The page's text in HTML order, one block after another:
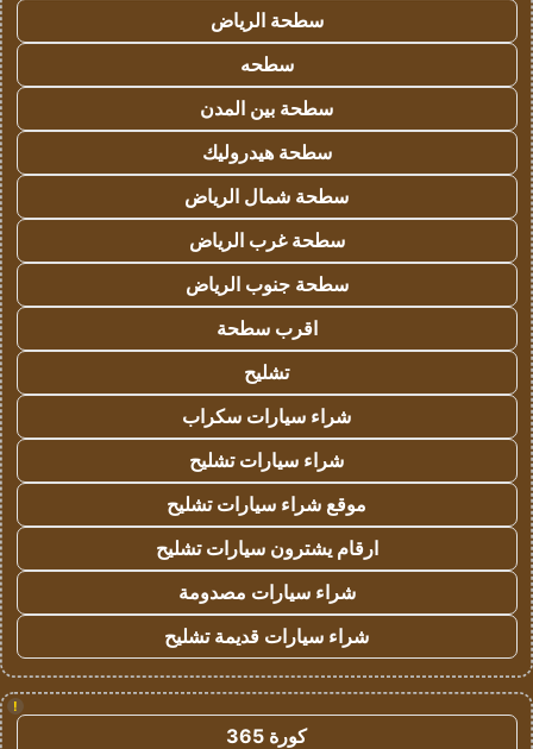
سطحة الرياض
سطحه
سطحة بين المدن
سطحة هيدروليك
سطحة شمال الرياض
سطحة غرب الرياض
سطحة جنوب الرياض
اقرب سطحة
تشليح
شراء سيارات سكراب
شراء سيارات تشليح
موقع شراء سيارات تشليح
ارقام يشترون سيارات تشليح
شراء سيارات مصدومة
شراء سيارات قديمة تشليح
!
كورة 365